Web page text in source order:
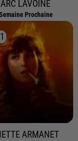
LAVOINE
Prochaine
ARMANET